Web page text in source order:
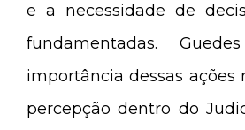
e a necessidade de
fundamentadas.
importância dessas ações
percepção dentro do